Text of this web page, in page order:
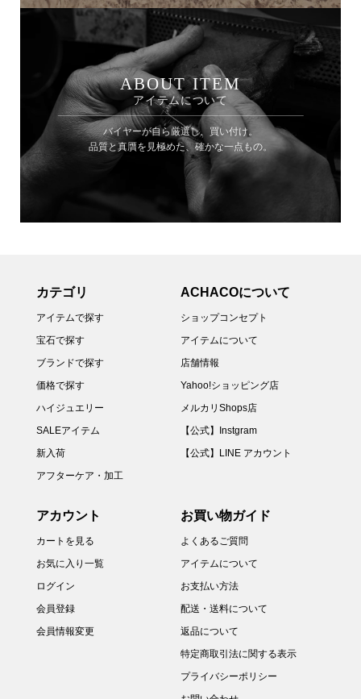
ABOUT ITEM
アイテムについて
バイヤーが自ら厳選し、買い付け。
品質と真贋を見極めた、確かな一点もの。
カテゴリ
アイテムで探す
宝石で探す
ブランドで探す
価格で探す
ハイジュエリー
SALEアイテム
新入荷
アフターケア・加工
ACHACOについて
ショップコンセプト
アイテムについて
店舗情報
Yahoo!ショッピング店
メルカリShops店
【公式】Instgram
【公式】LINE アカウント
アカウント
カートを見る
お気に入り一覧
ログイン
会員登録
会員情報変更
お買い物ガイド
よくあるご質問
アイテムについて
お支払い方法
配送・送料について
返品について
特定商取引法に関する表示
プライバシーポリシー